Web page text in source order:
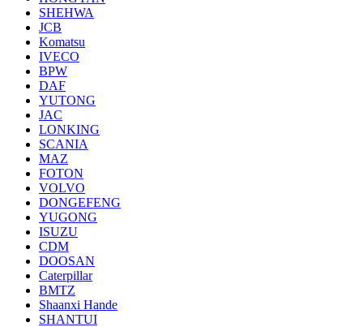
SHEHWA
JCB
Komatsu
IVECO
BPW
DAF
YUTONG
JAC
LONKING
SCANIA
MAZ
FOTON
VOLVO
DONGEFENG
YUGONG
ISUZU
CDM
DOOSAN
Caterpillar
BMTZ
Shaanxi Hande
SHANTUI